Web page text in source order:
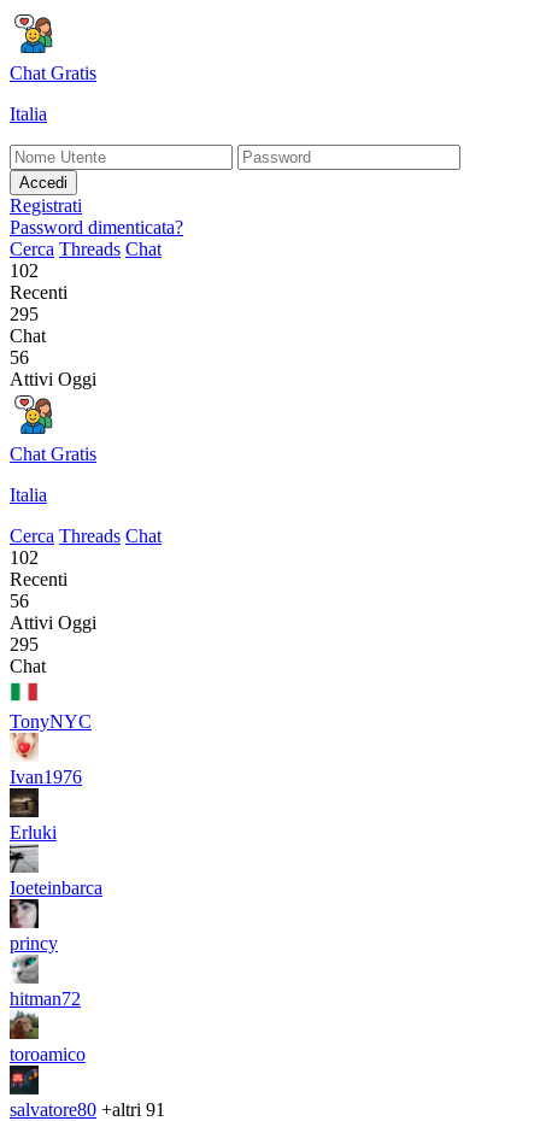
Chat Gratis
Italia
Accedi
Registrati
Password dimenticata?
Cerca Threads Chat
102
Recenti
295
Chat
56
Attivi Oggi
Chat Gratis
Italia
Cerca Threads Chat
102
Recenti
56
Attivi Oggi
295
Chat
TonyNYC
Ivan1976
Erluki
Ioeteinbarca
princy
hitman72
toroamico
salvatore80 +altri 91